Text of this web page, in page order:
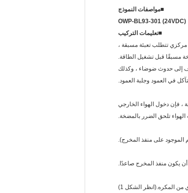
■مواصفات النموذج
OWP-BL93-301 (24VDC)
■تعليمات التركيب
مسبقًا قبل تشغيل الطاقة.
، سيؤدي التشغيل الجاف إلى حدوث ضوضاء ، وكذلك
في العمود وجلبة العمود.
فإن دخول الهواء الخارجي
تلحق الضرر بالمضخة.